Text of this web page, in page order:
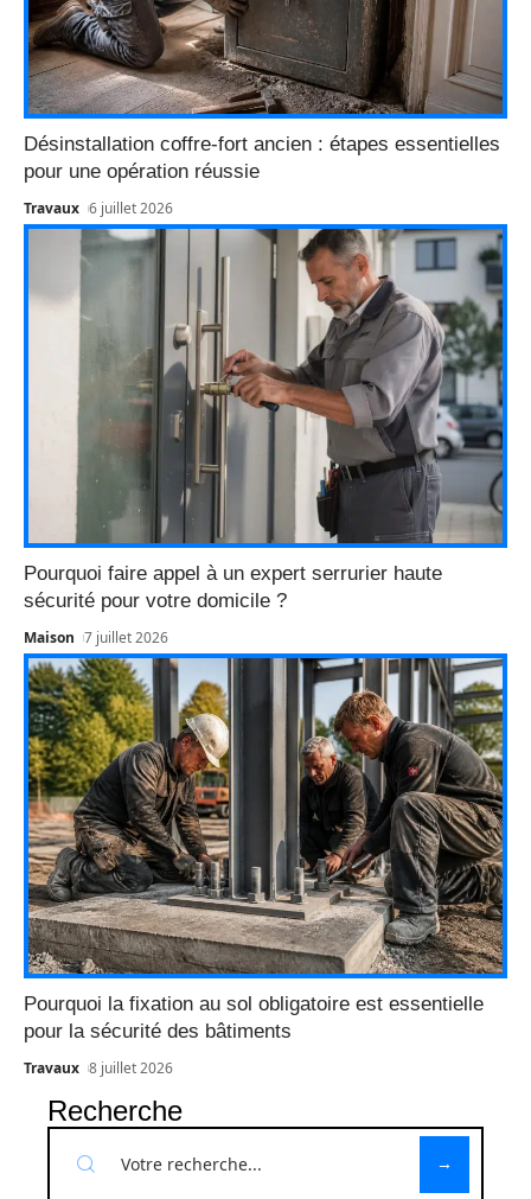
Désinstallation coffre-fort ancien : étapes essentielles
pour une opération réussie
Travaux 6 juillet 2026
Pourquoi faire appel à un expert serrurier haute
sécurité pour votre domicile ?
Maison 7 juillet 2026
Pourquoi la fixation au sol obligatoire est essentielle
pour la sécurité des bâtiments
Travaux 8 juillet 2026
Recherche